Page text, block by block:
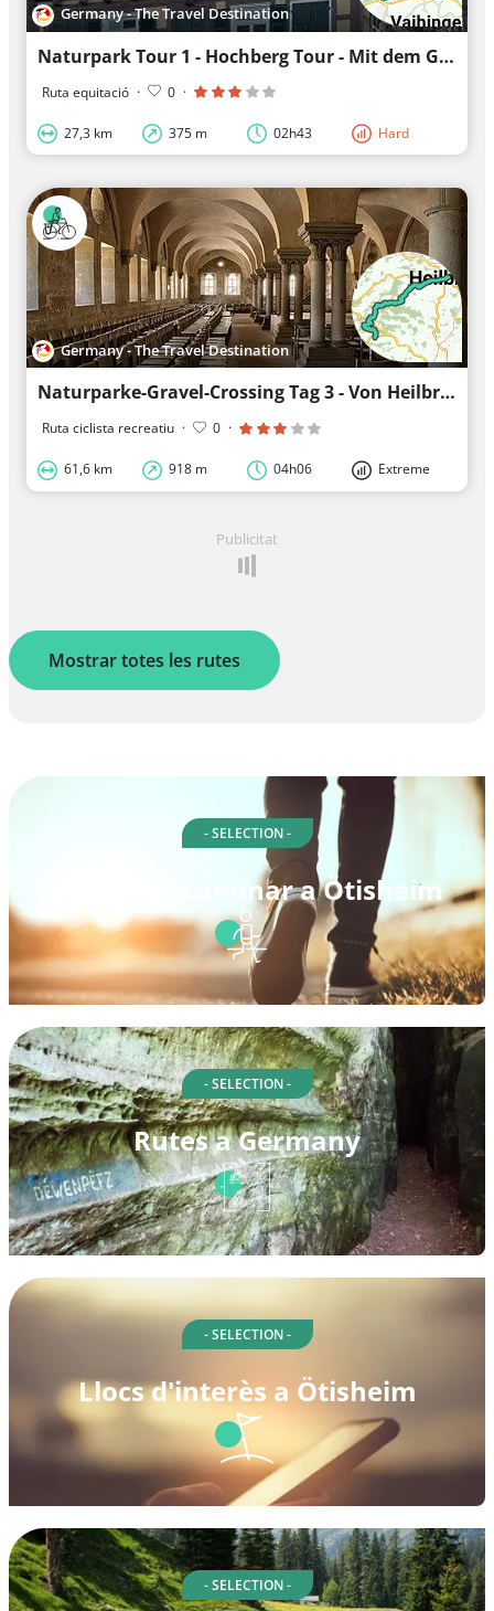
Germany - The Travel Destination
Naturpark Tour 1 - Hochberg Tour - Mit dem Gravelbike im Kraichgau-Stromberg
Ruta equitació · 0 ·
27,3 km 375 m 02h43 Hard
Germany - The Travel Destination
Naturparke-Gravel-Crossing Tag 3 - Von Heilbronn nach Mühlacker
Ruta ciclista recreatiu · 0 ·
61,6 km 918 m 04h06 Extreme
Publicitat
Mostrar totes les rutes
- SELECTION -
Rutes per caminar a Ötisheim
- SELECTION -
Rutes a Germany
- SELECTION -
Llocs d'interès a Ötisheim
- SELECTION -